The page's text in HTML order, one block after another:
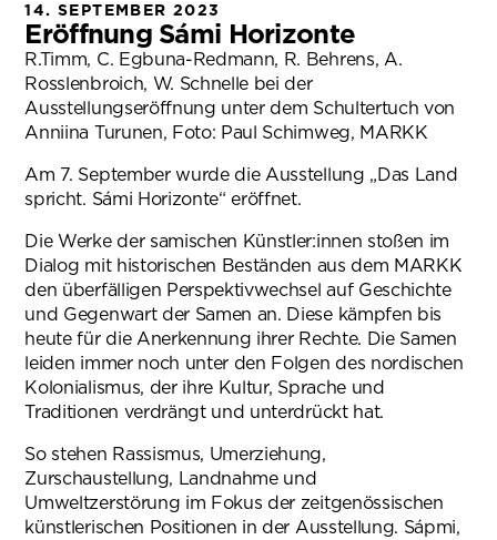
14. SEPTEMBER 2023
Eröffnung Sámi Horizonte
R.Timm, C. Egbuna-Redmann, R. Behrens, A.
Rosslenbroich, W. Schnelle bei der
Ausstellungseröffnung unter dem Schultertuch von
Anniina Turunen, Foto: Paul Schimweg, MARKK
Am 7. September wurde die Ausstellung „Das Land
spricht. Sámi Horizonte“ eröffnet.
Die Werke der samischen Künstler:innen stoßen im
Dialog mit historischen Beständen aus dem MARKK
den überfälligen Perspektivwechsel auf Geschichte
und Gegenwart der Samen an. Diese kämpfen bis
heute für die Anerkennung ihrer Rechte. Die Samen
leiden immer noch unter den Folgen des nordischen
Kolonialismus, der ihre Kultur, Sprache und
Traditionen verdrängt und unterdrückt hat.
So stehen Rassismus, Umerziehung,
Zurschaustellung, Landnahme und
Umweltzerstörung im Fokus der zeitgenössischen
künstlerischen Positionen in der Ausstellung. Sápmi,